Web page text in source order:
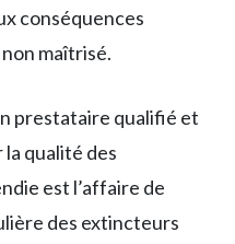
conséquences
maîtrisé.
prestataire qualifié et
qualité des
est l’affaire de
des extincteurs